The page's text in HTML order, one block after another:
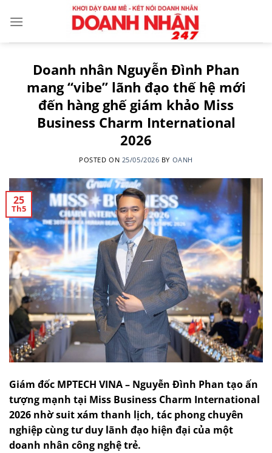
Doanh nhân Nguyễn Đình Phan
mang “vibe” lãnh đạo thế hệ mới
đến hàng ghế giám khảo Miss
Business Charm International
2026
POSTED ON 25/05/2026 BY OANH
25
Th5
Giám đốc MPTECH VINA – Nguyễn Đình Phan tạo ấn
tượng mạnh tại Miss Business Charm International
2026 nhờ suit xám thanh lịch, tác phong chuyên
nghiệp cùng tư duy lãnh đạo hiện đại của một
doanh nhân công nghệ trẻ.